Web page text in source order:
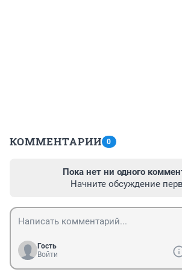
КОММЕНТАРИИ 0
Пока нет ни одного
Начните обсуждение
Гость
Войти